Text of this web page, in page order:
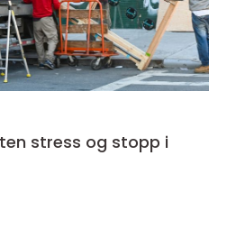
stress og stopp i